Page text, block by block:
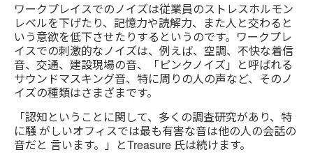
ワークプレイスでのノイズは従業員のストレスホルモン
レベルを下げたり、記憶力や読解力、また人と交わると
いう意欲を低下させたりするというのです。ワークプレ
イスでの刺激的なノイズは、例えば、空調、不快な着信
音、交通、建設現場の音、「ピンクノイズ」と呼ばれる
サウンドマスキング音、特に周りの人の声など、そのノ
イズの種類はさまざまです。
「認知ということに関して、多くの調査研究があり、特
に騒 がしいオフィスでは最も有害な音は他の人の会話の
音だと 言います。」とTreasure 氏は続けます。